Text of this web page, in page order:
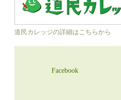
道民カレッジの詳細はこちらから
Facebook